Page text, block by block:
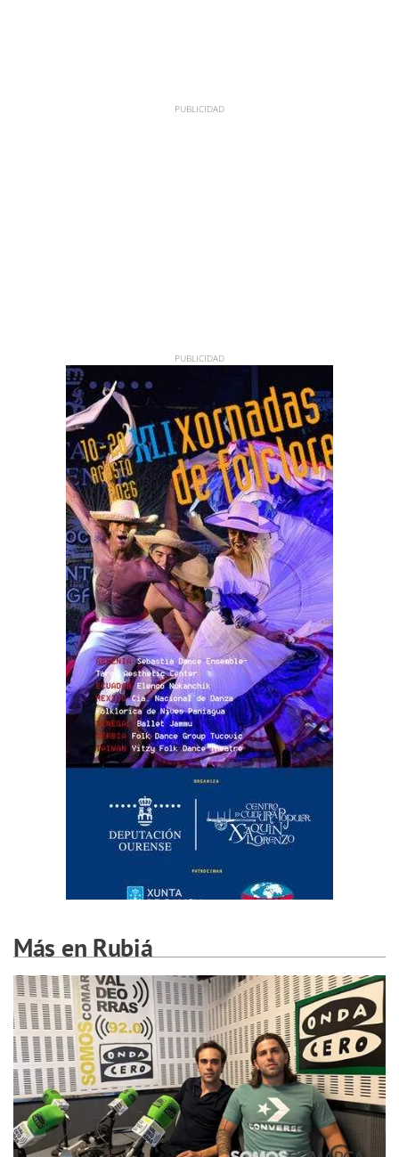
Más en Rubiá